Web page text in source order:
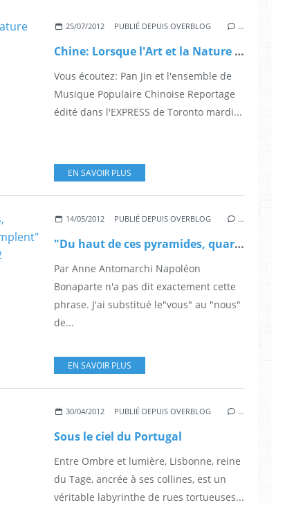
25/07/2012 PUBLIÉ DEPUIS OVERBLOG …
Chine: Lorsque l'Art et la Nature se donnent rendez-vous
Vous écoutez: Pan Jin et l'ensemble de
Musique Populaire Chinoise Reportage
édité dans l'EXPRESS de Toronto mardi...
EN SAVOIR PLUS
14/05/2012 PUBLIÉ DEPUIS OVERBLOG …
"Du haut de ces pyramides, quarante siècles nous contemplent" Napoléon Bonaparte partie 2
Par Anne Antomarchi Napoléon
Bonaparte n'a pas dit exactement cette
phrase. J'ai substitué le"vous" au "nous"
de...
EN SAVOIR PLUS
30/04/2012 PUBLIÉ DEPUIS OVERBLOG …
Sous le ciel du Portugal
Entre Ombre et lumière, Lisbonne, reine
du Tage, ancrée à ses collines, est un
véritable labyrinthe de rues tortueuses...